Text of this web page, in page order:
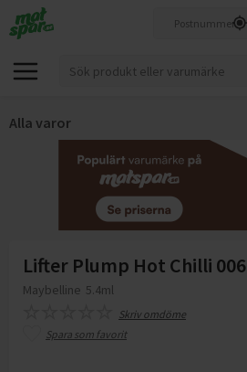
Alla varor
Lifter Plump Hot Chilli 006
Maybelline 5.4ml
Skriv omdöme
Spara som favorit